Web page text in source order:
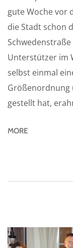
gute Woche vor
die Stadt schon
Unterstützer im
selbst einmal
Größenordnung
gestellt hat,
MORE